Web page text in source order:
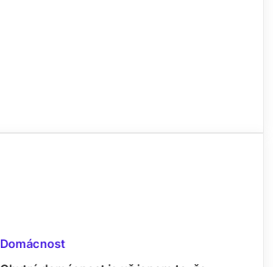
Domácnost